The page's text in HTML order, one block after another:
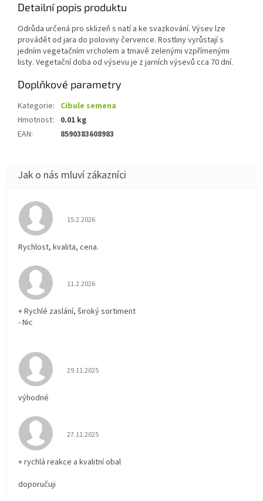
Detailní popis produktu
Odrůda určená pro sklizeň s natí a ke svazkování. Výsev lze
provádět od jara do poloviny července. Rostliny vyrůstají s
jedním vegetačním vrcholem a tmavě zelenými vzpřímenými
listy. Vegetační doba od výsevu je z jarních výsevů cca 70 dní.
Doplňkové parametry
Kategorie: Cibule semena
Hmotnost:
0.01 kg
EAN: 8590383608983
Hodnocení obchodu je 5 z 5 hvězdiček.
15.2.2026
Rychlost, kvalita, cena.
Hodnocení obchodu je 5 z 5 hvězdiček.
11.2.2026
+ Rychlé zaslání, široký sortiment
- Nic
Hodnocení obchodu je 5 z 5 hvězdiček.
29.11.2025
výhodné
Hodnocení obchodu je 5 z 5 hvězdiček.
27.11.2025
+ rychlá reakce a kvalitní obal
doporučuji